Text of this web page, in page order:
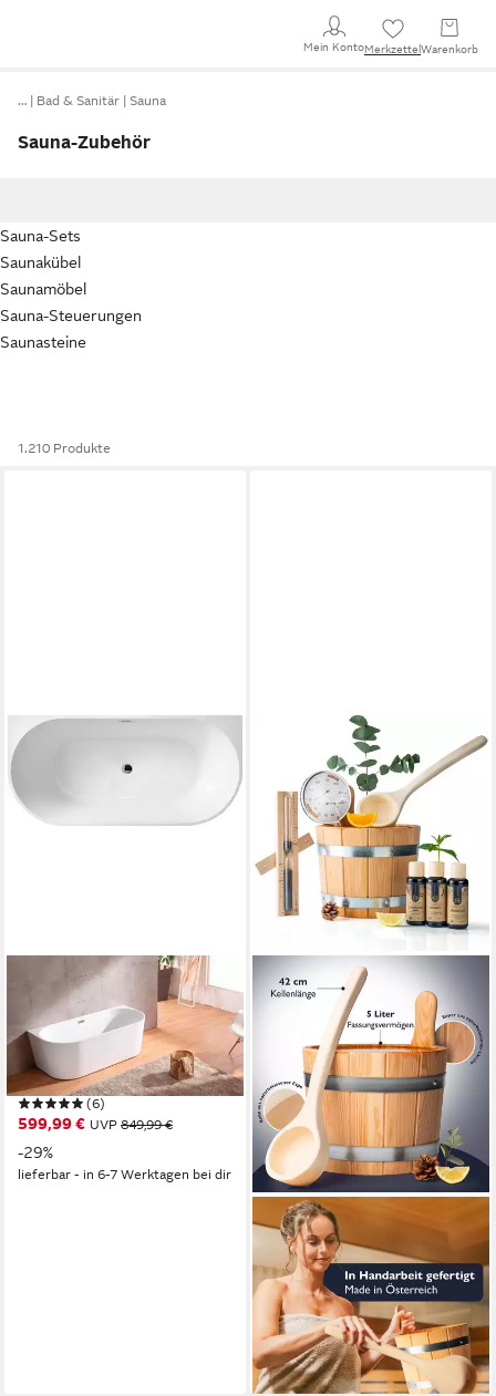
Mein KontoMerkzettel Warenkorb
… Bad & Sanitär Sauna
Sauna-Zubehör
Sauna-Sets
Saunakübel
Saunamöbel
Sauna-Steuerungen
Saunasteine
1.210 Produkte
WELLTIME
Badewanne Alvor,
Wandanliegend, 170x80x56,5
(LxBxH), Sanitäracryl, mit Pop
Up Ventil
(6)
599,99 € UVP 849,99 €
-29%
lieferbar - in 6-7 Werktagen bei dir
LIEBENSTEIN
Sauna-Aufgussset Sauna Set
- 4 teiliges "Komplettset" -
hochwertiges Sauna Zubehör
Set (4-tlg)
249,90 €
lieferbar - in 2-3 Werktagen bei dir